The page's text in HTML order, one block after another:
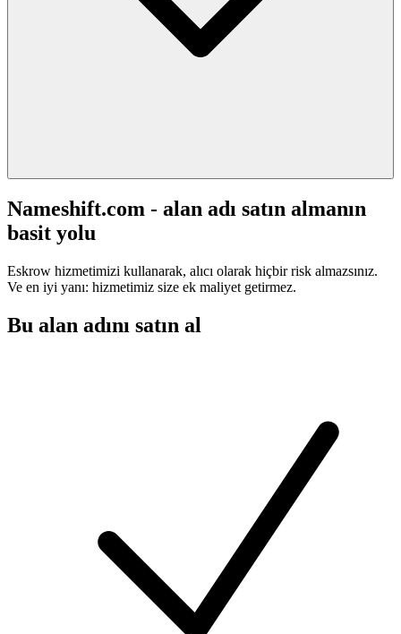
Nameshift.com - alan adı satın almanın
basit yolu
Eskrow hizmetimizi kullanarak, alıcı olarak hiçbir risk almazsınız.
Ve en iyi yanı: hizmetimiz size ek maliyet getirmez.
Bu alan adını satın al